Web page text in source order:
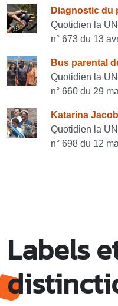
ConsulterDiagnostic du
Quotidien la
n° 673 du 13
Bus parental
Quotidien la
n° 660 du 29
Katarina
Quotidien la
n° 698 du 12
Labels